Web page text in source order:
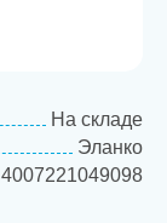
На складе
Эланко
4007221049098